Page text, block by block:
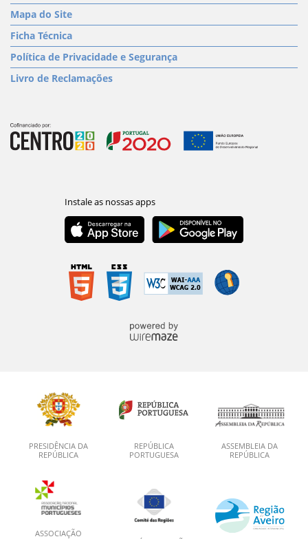
Mapa do Site
Ficha Técnica
Política de Privacidade e Segurança
Livro de Reclamações
PRESIDÊNCIA DA
REPÚBLICA
REPÚBLICA
PORTUGUESA
ASSEMBLEIA DA
REPÚBLICA
ASSOCIAÇÃO